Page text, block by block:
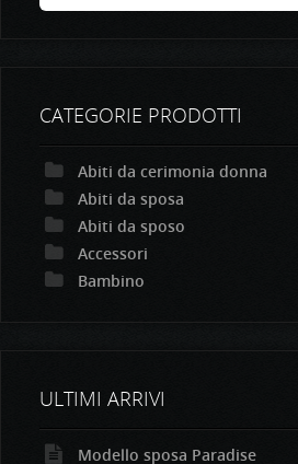
CATEGORIE PRODOTTI
Abiti da cerimonia donna
Abiti da sposa
Abiti da sposo
Accessori
Bambino
ULTIMI ARRIVI
Modello sposa Paradise